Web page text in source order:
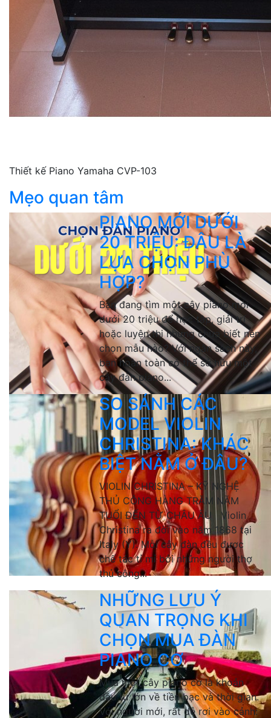
Thiết kế Piano Yamaha CVP-103
Mẹo quan tâm
PIANO MỚI DƯỚI
20 TRIỆU: ĐÂU LÀ
LỰA CHỌN PHÙ
HỢP?
Bạn đang tìm một cây piano mới
dưới 20 triệu để học tập, giải trí
hoặc luyện thi nhưng chưa biết nên
chọn mẫu nào? Với ngân sách này,
bạn hoàn toàn có thể sở hữu một
cây đàn piano...
SO SÁNH CÁC
MODEL VIOLIN
CHRISTINA: KHÁC
BIỆT NẰM Ở ĐÂU?
VIOLIN CHRISTINA – KỸ NGHỆ
THỦ CÔNG HÀNG TRĂM NĂM
TUỔI ĐẾN TỪ CHÂU ÂU Violin
Christina ra đời vào năm 1868 tại
Italy (Ý). Mỗi cây đàn đều được
chế tác tỉ mỉ bởi những người thợ
thủ công...
NHỮNG LƯU Ý
QUAN TRỌNG KHI
CHỌN MUA ĐÀN
PIANO CƠ
Mua một cây piano cơ là khoản
đầu tư lớn về tiền bạc và thời gian.
Với người mới, rất dễ rơi vào cảnh: